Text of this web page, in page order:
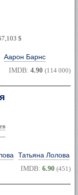
$
Аарон Барнс
IMDB: 4.90 (114 000)
—
Татьяна Лолова
IMDB: 6.90 (451)